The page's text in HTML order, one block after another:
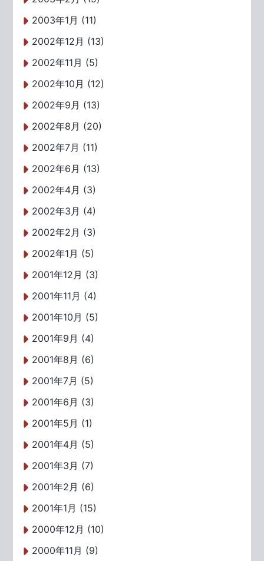
2003年1月 (11)
2002年12月 (13)
2002年11月 (5)
2002年10月 (12)
2002年9月 (13)
2002年8月 (20)
2002年7月 (11)
2002年6月 (13)
2002年4月 (3)
2002年3月 (4)
2002年2月 (3)
2002年1月 (5)
2001年12月 (3)
2001年11月 (4)
2001年10月 (5)
2001年9月 (4)
2001年8月 (6)
2001年7月 (5)
2001年6月 (3)
2001年5月 (1)
2001年4月 (5)
2001年3月 (7)
2001年2月 (6)
2001年1月 (15)
2000年12月 (10)
2000年11月 (9)